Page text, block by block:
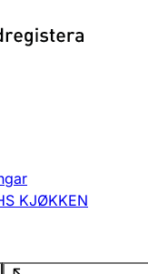
KJØKKEN